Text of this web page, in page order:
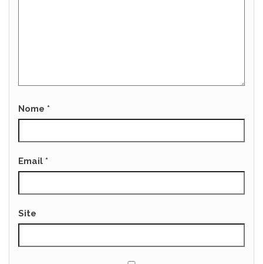
Nome *
Email *
Site